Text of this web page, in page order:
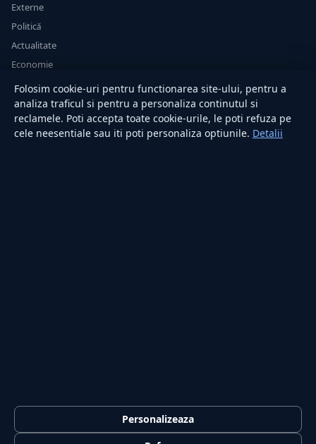
Externe
Politică
Actualitate
Economie
Sănătate
Utile
RUBRICI
Confidențialitate
Folosim cookie-uri pentru functionarea site-ului, pentru a
analiza traficul si pentru a personaliza continutul si
reclamele. Poti accepta toate cookie-urile, le poti refuza pe
cele neesentiale sau iti poti personaliza optiunile. Detalii
Personalizeaza